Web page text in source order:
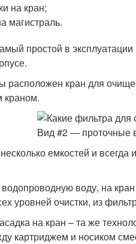
на кран;
магистраль.
простой в
расположен кран для
краном.
емкостей и
воду, на
уровней очистки, из
на кран – та же
картриджем и носиком